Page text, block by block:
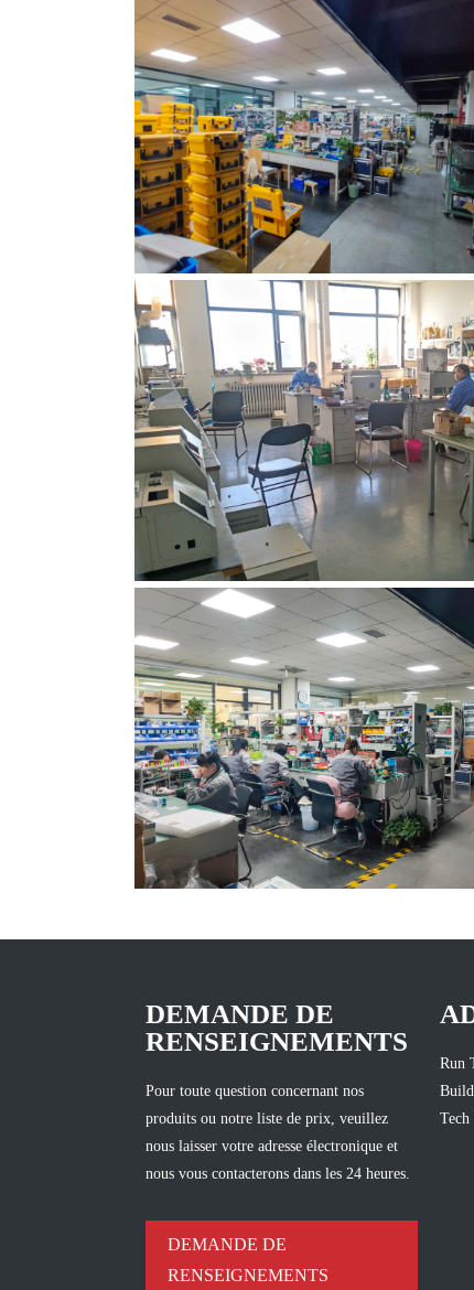
DEMANDE DE
RENSEIGNEMENTS
Pour toute question concernant nos
produits ou notre liste de prix, veuillez
nous laisser votre adresse électronique et
nous vous contacterons dans les 24 heures.
DEMANDE DE
RENSEIGNEMENTS
Run